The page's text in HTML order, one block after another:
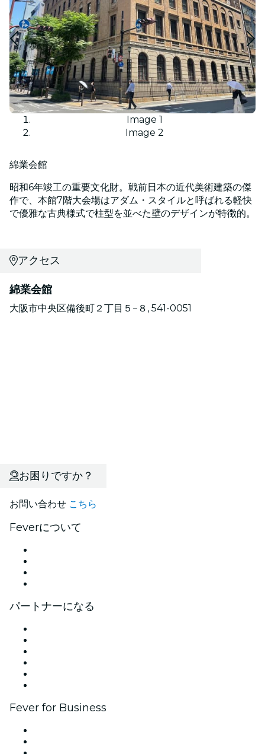
Image 1
Image 2
綿業会館
昭和6年竣工の重要文化財。戦前日本の近代美術建築の傑
作で、本館7階大会場はアダム・スタイルと呼ばれる軽快
で優雅な古典様式で柱型を並べた壁のデザインが特徴的。
アクセス
綿業会館
大阪市中央区備後町２丁目５−８, 541-0051
お困りですか？
お問い合わせ こちら
Feverについて
パートナーになる
Fever for Business